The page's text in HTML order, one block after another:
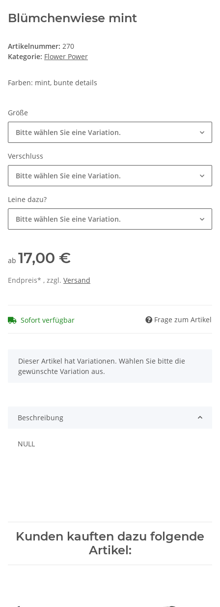
Blümchenwiese mint
Artikelnummer: 270
Kategorie: Flower Power
Farben: mint, bunte details
Größe
Bitte wählen Sie eine Variation.
Verschluss
Bitte wählen Sie eine Variation.
Leine dazu?
Bitte wählen Sie eine Variation.
ab 17,00 €
Endpreis* , zzgl. Versand
Sofort verfügbar Frage zum Artikel
x
Dieser Artikel hat Variationen. Wählen Sie bitte die
gewünschte Variation aus.
Beschreibung
NULL
Kunden kauften dazu folgende
Artikel: